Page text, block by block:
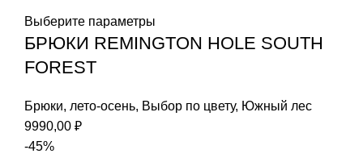
Выберите параметры
БРЮКИ REMINGTON HOLE SOUTH
FOREST
Брюки, лето-осень, Выбор по цвету, Южный лес
9990,00 ₽
-45%